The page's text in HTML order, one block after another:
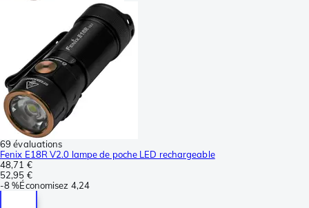
69 évaluations
Fenix E18R V2.0 lampe de poche LED rechargeable
48,71 €
52,95 €
-8 %Économisez 4,24